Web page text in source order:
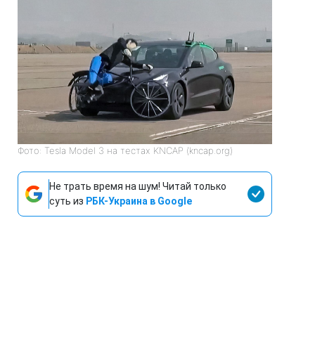
Фото: Tesla Model 3 на тестах KNCAP (kncap.org)
Не трать время на шум! Читай только
суть из РБК-Украина в Google